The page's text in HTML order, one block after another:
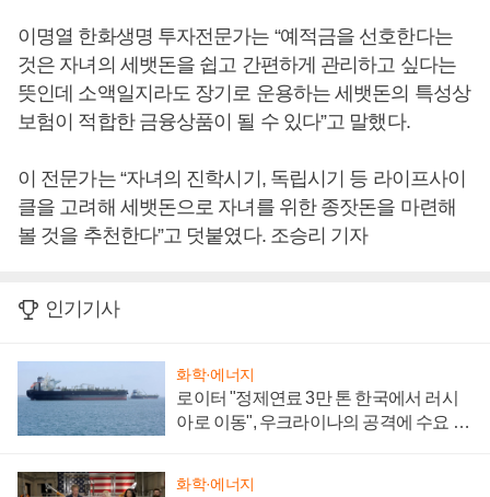
이명열 한화생명 투자전문가는 “예적금을 선호한다는
것은 자녀의 세뱃돈을 쉽고 간편하게 관리하고 싶다는
뜻인데 소액일지라도 장기로 운용하는 세뱃돈의 특성상
보험이 적합한 금융상품이 될 수 있다”고 말했다.
이 전문가는 “자녀의 진학시기, 독립시기 등 라이프사이
클을 고려해 세뱃돈으로 자녀를 위한 종잣돈을 마련해
볼 것을 추천한다”고 덧붙였다. 조승리 기자
인기기사
화학·에너지
로이터 "정제연료 3만 톤 한국에서 러시
아로 이동", 우크라이나의 공격에 수요 늘
화학·에너지